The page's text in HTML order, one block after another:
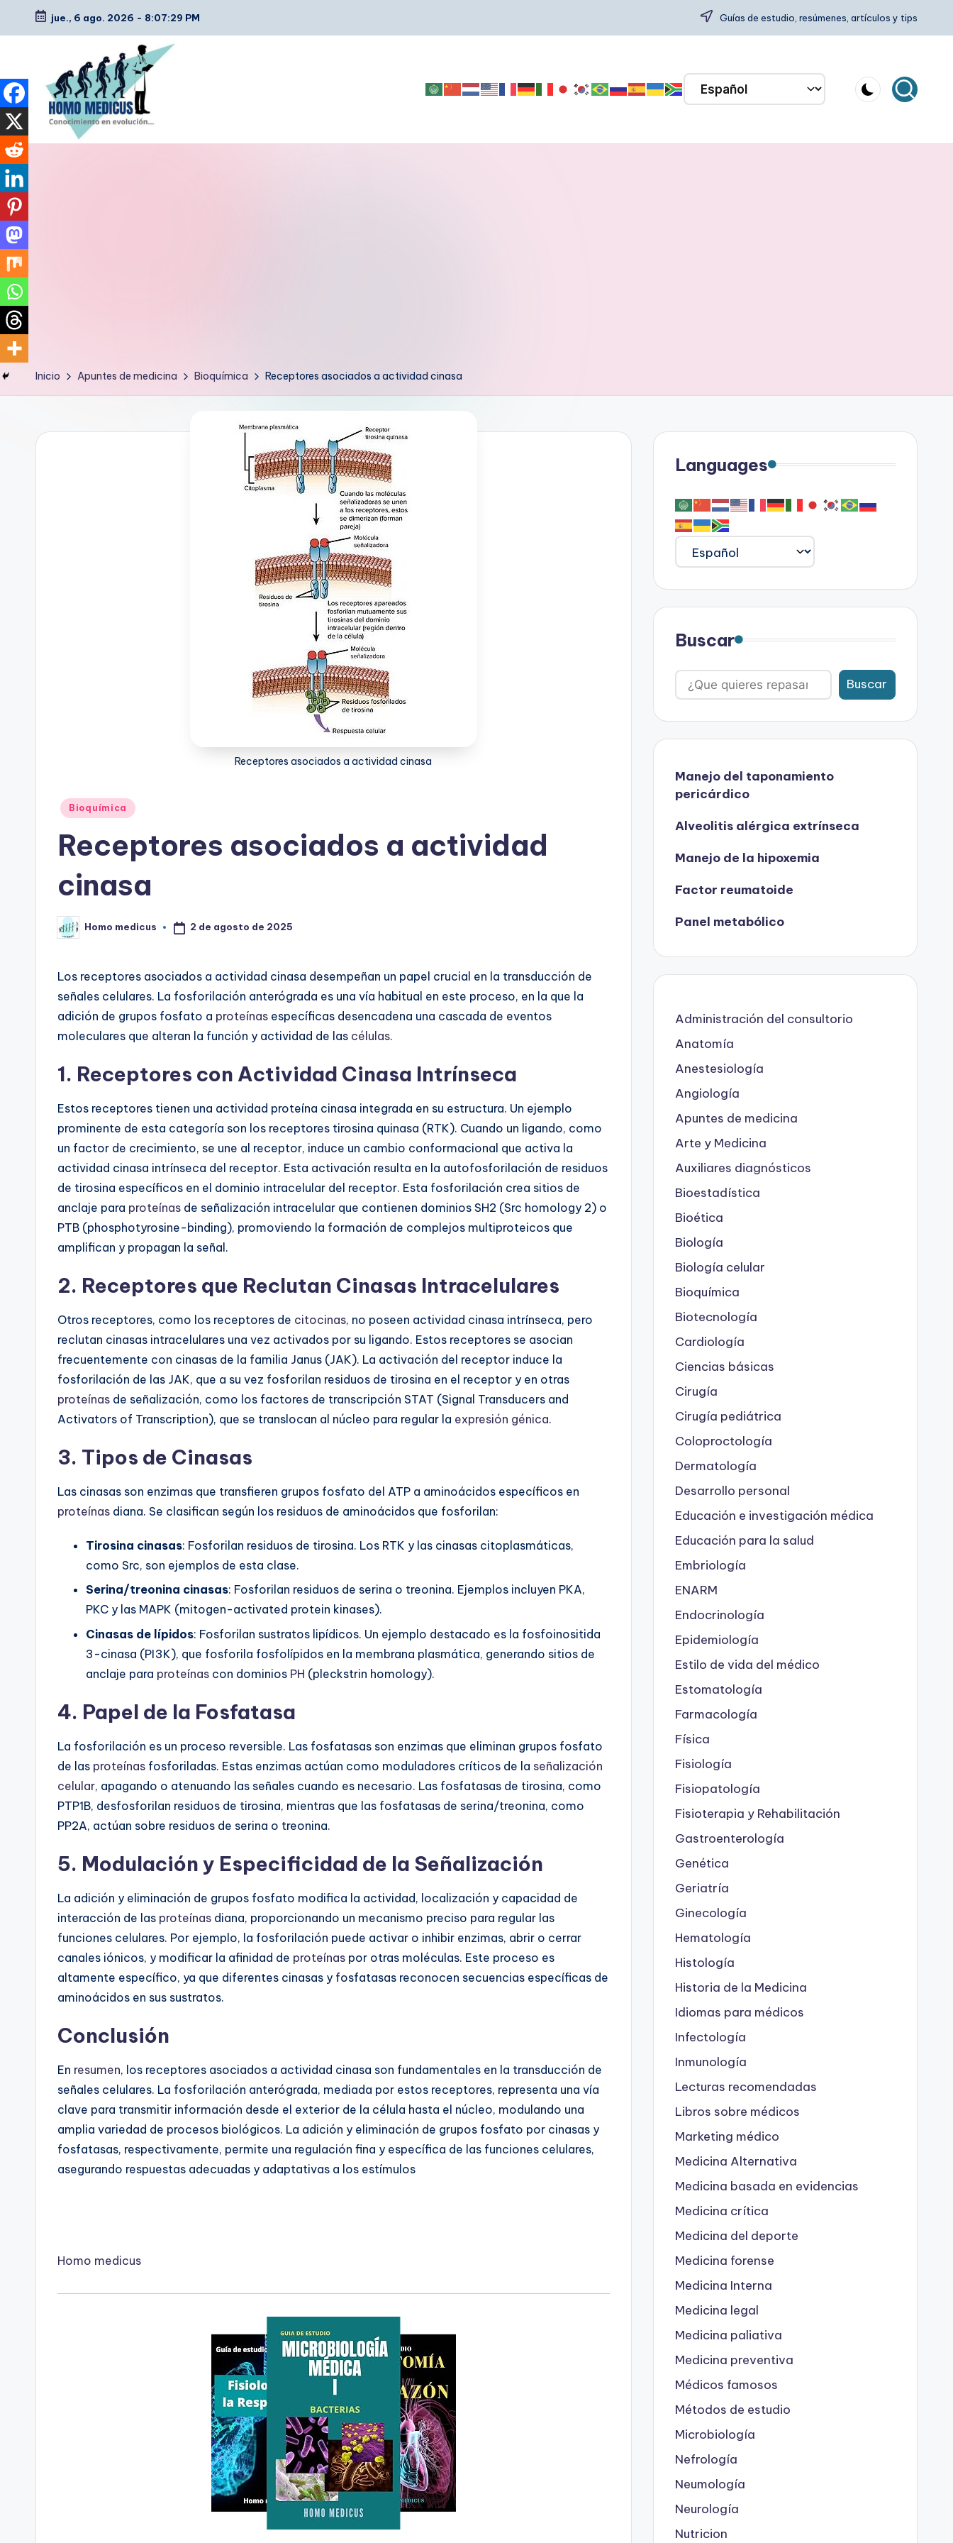
Saltar
contenido
jue., 6 ago. 2026 - 8:07:30 PM Guías de estudio, resúmenes, artículos y tips
i
c
u
Inicio Apuntes de medicina Bioquímica Receptores asociados a actividad cinasa
Receptores asociados a actividad cinasa
Publicado
Bioquímica
Receptores asociados a actividad
cinasa
Publicado
por
Homo medicus 2 de agosto de 2025
Los receptores asociados a actividad cinasa desempeñan un papel crucial en la transducción de
señales celulares. La fosforilación anterógrada es una vía habitual en este proceso, en la que la
adición de grupos fosfato a proteínas específicas desencadena una cascada de eventos
moleculares que alteran la función y actividad de las células.
1. Receptores con Actividad Cinasa Intrínseca
Estos receptores tienen una actividad proteína cinasa integrada en su estructura. Un ejemplo
prominente de esta categoría son los receptores tirosina quinasa (RTK). Cuando un ligando, como
un factor de crecimiento, se une al receptor, induce un cambio conformacional que activa la
actividad cinasa intrínseca del receptor. Esta activación resulta en la autofosforilación de residuos
de tirosina específicos en el dominio intracelular del receptor. Esta fosforilación crea sitios de
anclaje para proteínas de señalización intracelular que contienen dominios SH2 (Src homology 2) o
PTB (phosphotyrosine-binding), promoviendo la formación de complejos multiproteicos que
amplifican y propagan la señal.
2. Receptores que Reclutan Cinasas Intracelulares
Otros receptores, como los receptores de citocinas, no poseen actividad cinasa intrínseca, pero
reclutan cinasas intracelulares una vez activados por su ligando. Estos receptores se asocian
frecuentemente con cinasas de la familia Janus (JAK). La activación del receptor induce la
fosforilación de las JAK, que a su vez fosforilan residuos de tirosina en el receptor y en otras
proteínas de señalización, como los factores de transcripción STAT (Signal Transducers and
Activators of Transcription), que se translocan al núcleo para regular la expresión génica.
3. Tipos de Cinasas
Las cinasas son enzimas que transfieren grupos fosfato del ATP a aminoácidos específicos en
proteínas diana. Se clasifican según los residuos de aminoácidos que fosforilan:
Tirosina cinasas: Fosforilan residuos de tirosina. Los RTK y las cinasas citoplasmáticas,
como Src, son ejemplos de esta clase.
Serina/treonina cinasas: Fosforilan residuos de serina o treonina. Ejemplos incluyen PKA,
PKC y las MAPK (mitogen-activated protein kinases).
Cinasas de lípidos: Fosforilan sustratos lipídicos. Un ejemplo destacado es la fosfoinositida
3-cinasa (PI3K), que fosforila fosfolípidos en la membrana plasmática, generando sitios de
anclaje para proteínas con dominios PH (pleckstrin homology).
4. Papel de la Fosfatasa
La fosforilación es un proceso reversible. Las fosfatasas son enzimas que eliminan grupos fosfato
de las proteínas fosforiladas. Estas enzimas actúan como moduladores críticos de la señalización
celular, apagando o atenuando las señales cuando es necesario. Las fosfatasas de tirosina, como
PTP1B, desfosforilan residuos de tirosina, mientras que las fosfatasas de serina/treonina, como
PP2A, actúan sobre residuos de serina o treonina.
5. Modulación y Especificidad de la Señalización
La adición y eliminación de grupos fosfato modifica la actividad, localización y capacidad de
interacción de las proteínas diana, proporcionando un mecanismo preciso para regular las
funciones celulares. Por ejemplo, la fosforilación puede activar o inhibir enzimas, abrir o cerrar
canales iónicos, y modificar la afinidad de proteínas por otras moléculas. Este proceso es
altamente específico, ya que diferentes cinasas y fosfatasas reconocen secuencias específicas de
aminoácidos en sus sustratos.
Conclusión
En resumen, los receptores asociados a actividad cinasa son fundamentales en la transducción de
señales celulares. La fosforilación anterógrada, mediada por estos receptores, representa una vía
clave para transmitir información desde el exterior de la célula hasta el núcleo, modulando una
amplia variedad de procesos biológicos. La adición y eliminación de grupos fosfato por cinasas y
fosfatasas, respectivamente, permite una regulación fina y específica de las funciones celulares,
asegurando respuestas adecuadas y adaptativas a los estímulos
Homo medicus
Languages
Buscar
Buscar
Manejo del taponamiento
pericárdico
Alveolitis alérgica extrínseca
Manejo de la hipoxemia
Factor reumatoide
Panel metabólico
Administración del consultorio
Anatomía
Anestesiología
Angiología
Apuntes de medicina
Arte y Medicina
Auxiliares diagnósticos
Bioestadística
Bioética
Biología
Biología celular
Bioquímica
Biotecnología
Cardiología
Ciencias básicas
Cirugía
Cirugía pediátrica
Coloproctología
Dermatología
Desarrollo personal
Educación e investigación médica
Educación para la salud
Embriología
ENARM
Endocrinología
Epidemiología
Estilo de vida del médico
Estomatología
Farmacología
Física
Fisiología
Fisiopatología
Fisioterapia y Rehabilitación
Gastroenterología
Genética
Geriatría
Ginecología
Hematología
Histología
Historia de la Medicina
Idiomas para médicos
Infectología
Inmunología
Lecturas recomendadas
Libros sobre médicos
Marketing médico
Medicina Alternativa
Medicina basada en evidencias
Medicina crítica
Medicina del deporte
Medicina forense
Medicina Interna
Medicina legal
Medicina paliativa
Medicina preventiva
Médicos famosos
Métodos de estudio
Microbiología
Nefrología
Neumología
Neurología
Nutricion